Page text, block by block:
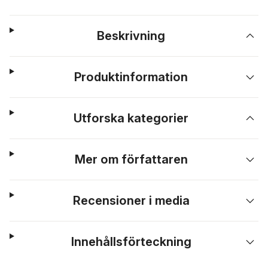
Beskrivning
Produktinformation
Utforska kategorier
Mer om författaren
Recensioner i media
Innehållsförteckning